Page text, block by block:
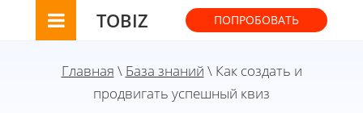
TOBIZ ПОПРОБОВАТЬ
Главная \ База знаний \ Как создать и
продвигать успешный квиз